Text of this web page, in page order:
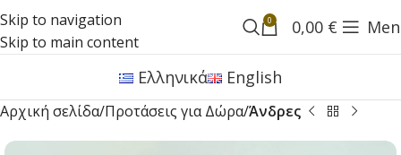
Skip to navigation
Skip to main content
0 0,00 €
Ελληνικά English
Αρχική σελίδα Προτάσεις για Δώρα Άνδρες